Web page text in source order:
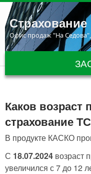
Перейти к основному
Офис продаж "На
Каков
страхование
В продукте КАСКО
С 18.07.2024 возраст
увеличился с 7 до 12